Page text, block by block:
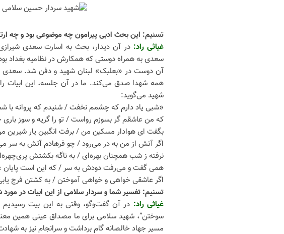
تسنیم: این بحث ادبی پیرامون چه موضوعی بود و چه
غیاثی راد: در آن دیدار، بحث به اسارت سعدی
سعدی به همراه دوستی که همکارش در نظامیه بغداد
آن دوست در «بعلبک» لبنان شهید و دفن شد. سعدی
همه شهدا صدق می‌کند. ما در آن جلسه، این ابیات
شهید می‌گوید:
«شبی یاد دارم که چشمم نخفت / شنیدم که پروانه با
که من عاشقم گر بسوزم رواست / تو را گریه و سوز
بگفت ای هوادار مسکین من / برفت انگبین یار شیرین
اگر آتش از من به در می‌رود / چو فرهادم آتش به سر
نرفته ز شب همچنان بهره‌ای / به ناگه بکشتش
همی گفت و می‌رفت دودش به سر / که این است
اگر عاشقی خواهی و خواهی آموختن / به کشتن فرج
تسنیم: تفسیر شما و سردار سلامی از این ابیات در
غیاثی راد: در آن گفت‌وگو، وقتی به این بیت
سوختن”، شهید سلامی برای ما مصداق عینی همین
مسیر جهاد خالصانه گام برداشت و سرانجام نیز به